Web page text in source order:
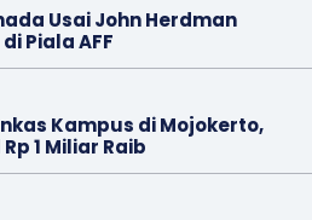
Usai John Herdman
Piala AFF
Kampus di Mojokerto,
1 Miliar Raib